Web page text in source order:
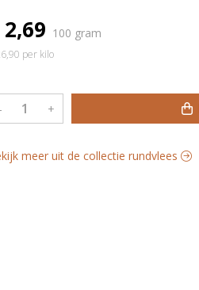
100 gram
per kilo
+
meer uit de collectie rundvlees